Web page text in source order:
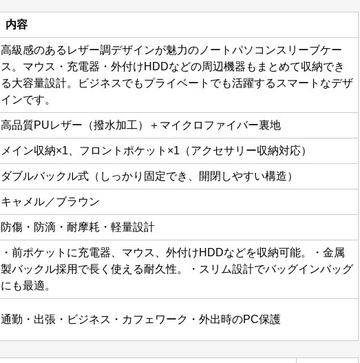
内容
高級感のあるレザー調デザインが魅力のノートパソコンスリーブケー
ス。マウス・充電器・外付けHDDなどの周辺機器もまとめて収納でき
る大容量設計。ビジネスでもプライベートでも活躍するスマートなデザ
インです。
高品質PUレザー（撥水加工）＋マイクロファイバー裏地
メイン収納×1、フロントポケット×1（アクセサリー収納対応）
ダブルバックル式（しっかり固定でき、開閉しやすい構造）
キャメル／ブラウン
防傷・防滴・耐摩耗・軽量設計
・前ポケットに充電器、マウス、外付けHDDなどを収納可能。・金属
製バックル採用で長く使える耐久性。・スリム設計でバッグインバッグ
にも最適。
通勤・出張・ビジネス・カフェワーク・外出時のPC保護